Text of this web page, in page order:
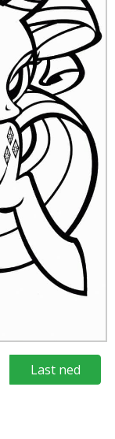
Last ned